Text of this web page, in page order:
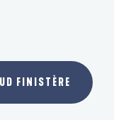
FINISTÈRE